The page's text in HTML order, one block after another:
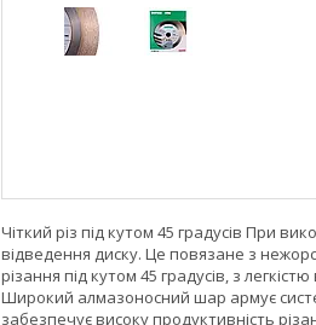
Чіткий різ під кутом 45 градусів При
відведення диску. Це повязане з
різання під кутом 45 градусів, з
Широкий алмазоносний шар армує
забезпечує високу продуктивність